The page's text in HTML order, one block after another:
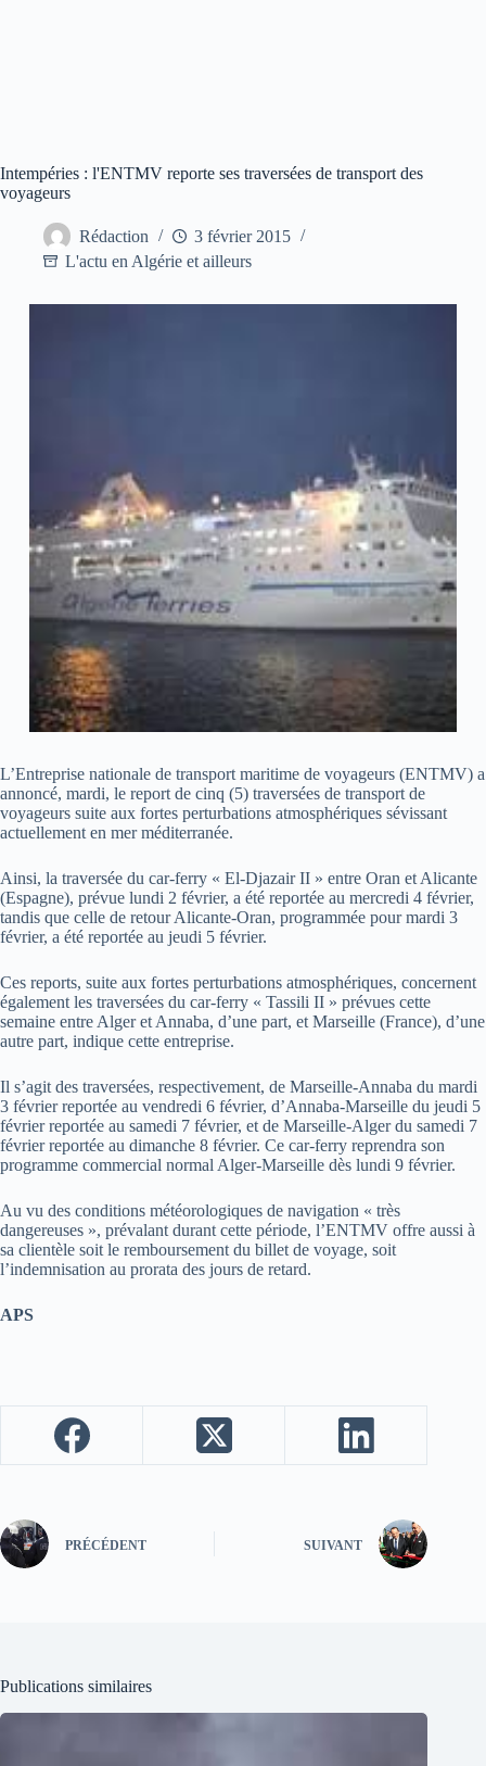
Intempéries : l'ENTMV reporte ses traversées de transport des
voyageurs
Rédaction
3 février 2015
L'actu en Algérie et ailleurs
L’Entreprise nationale de transport maritime de voyageurs (ENTMV) a
annoncé, mardi, le report de cinq (5) traversées de transport de
voyageurs suite aux fortes perturbations atmosphériques sévissant
actuellement en mer méditerranée.
Ainsi, la traversée du car-ferry « El-Djazair II » entre Oran et Alicante
(Espagne), prévue lundi 2 février, a été reportée au mercredi 4 février,
tandis que celle de retour Alicante-Oran, programmée pour mardi 3
février, a été reportée au jeudi 5 février.
Ces reports, suite aux fortes perturbations atmosphériques, concernent
également les traversées du car-ferry « Tassili II » prévues cette
semaine entre Alger et Annaba, d’une part, et Marseille (France), d’une
autre part, indique cette entreprise.
Il s’agit des traversées, respectivement, de Marseille-Annaba du mardi
3 février reportée au vendredi 6 février, d’Annaba-Marseille du jeudi 5
février reportée au samedi 7 février, et de Marseille-Alger du samedi 7
février reportée au dimanche 8 février. Ce car-ferry reprendra son
programme commercial normal Alger-Marseille dès lundi 9 février.
Au vu des conditions météorologiques de navigation « très
dangereuses », prévalant durant cette période, l’ENTMV offre aussi à
sa clientèle soit le remboursement du billet de voyage, soit
l’indemnisation au prorata des jours de retard.
APS
PRÉCÉDENT SUIVANT
Publications similaires